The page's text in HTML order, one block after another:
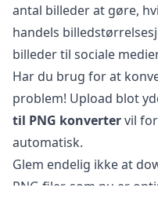
antal billeder at gøre,
handels
billeder til sociale
Har du brug for at
problem! Upload blot
til PNG konvertervil
automatisk.
Glem endelig ikke at
PNG filer, som nu er